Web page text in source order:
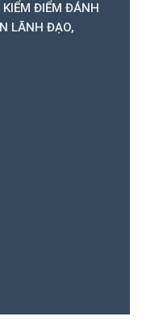
RA QUÂN THỰC HIỆN
ÁP TỘI PHẠM, ĐẢM